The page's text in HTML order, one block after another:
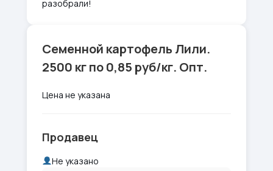
разобрали!
Семенной картофель Лили.
2500 кг по 0,85 руб/кг. Опт.
Цена не указана
Продавец
Не указано